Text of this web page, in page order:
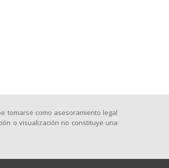
tomarse como asesoramiento legal
o visualización no constituye una